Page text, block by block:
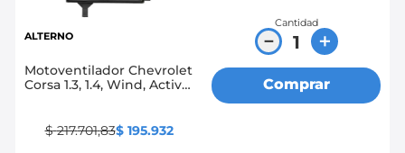
ALTERNO
Motoventilador Chevrolet
Corsa 1.3, 1.4, Wind, Active,
$ 217.701,83$ 195.932
Cantidad
＋
－
Comprar